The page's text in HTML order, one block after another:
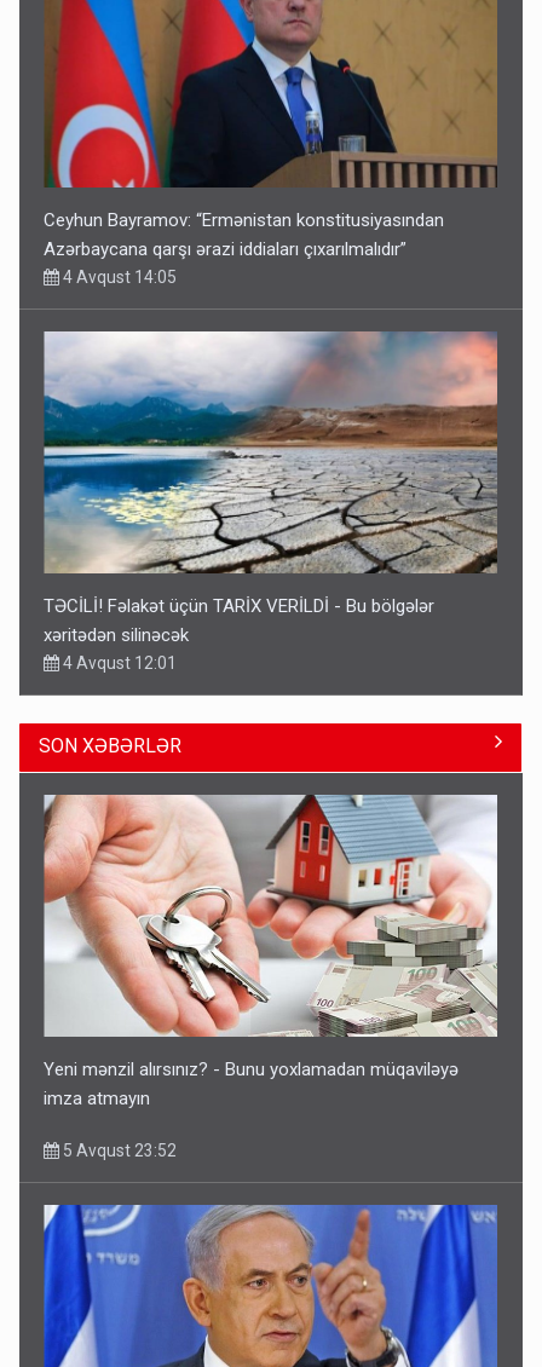
Ceyhun Bayramov: “Ermənistan konstitusiyasından
Azərbaycana qarşı ərazi iddiaları çıxarılmalıdır”
4 Avqust 14:05
TƏCİLİ! Fəlakət üçün TARİX VERİLDİ - Bu bölgələr
xəritədən silinəcək
4 Avqust 12:01
Ərdoğana sui-qəsd planının iştirakçısı detalları açıqladı
5 Avqust 16:56
Rusiya Azərbaycan vətədaşlarını deport etdi
SON XƏBƏRLƏR
Yeni mənzil alırsınız? - Bunu yoxlamadan müqaviləyə
imza atmayın
5 Avqust 23:52